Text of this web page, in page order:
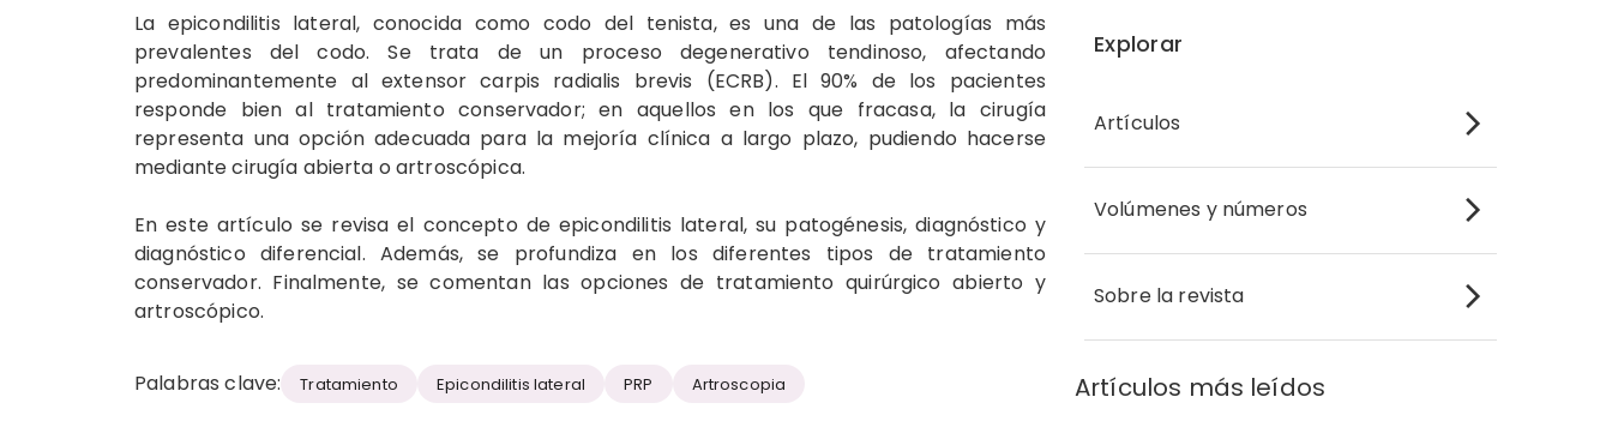
La epicondilitis lateral, conocida como codo del tenista, es una de las patologías más
prevalentes del codo. Se trata de un proceso degenerativo tendinoso, afectando
predominantemente al extensor carpis radialis brevis (ECRB). El 90% de los pacientes
responde bien al tratamiento conservador; en aquellos en los que fracasa, la cirugía
representa una opción adecuada para la mejoría clínica a largo plazo, pudiendo hacerse
mediante cirugía abierta o artroscópica.
En este artículo se revisa el concepto de epicondilitis lateral, su patogénesis, diagnóstico y
diagnóstico diferencial. Además, se profundiza en los diferentes tipos de tratamiento
conservador. Finalmente, se comentan las opciones de tratamiento quirúrgico abierto y
artroscópico.
Palabras clave: Tratamiento Epicondilitis lateral PRP Artroscopia
Explorar
Artículos
Volúmenes y números
Sobre la revista
Artículos más leídos